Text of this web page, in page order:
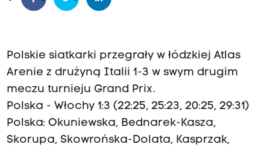
Polskie siatkarki przegrały w łódzkiej Atlas
Arenie z drużyną Italii 1-3 w swym drugim
meczu turnieju Grand Prix.
Polska - Włochy 1:3 (22:25, 25:23, 20:25, 29:31)
Polska: Okuniewska, Bednarek-Kasza,
Skorupa, Skowrońska-Dolata, Kasprzak,